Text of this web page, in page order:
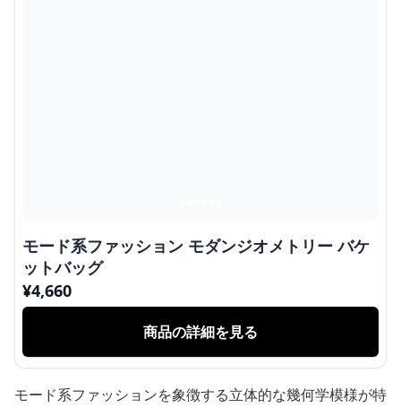
モード系ファッション モダンジオメトリー バケ
ットバッグ
¥4,660
商品の詳細を見る
モード系ファッションを象徴する立体的な幾何学模様が特